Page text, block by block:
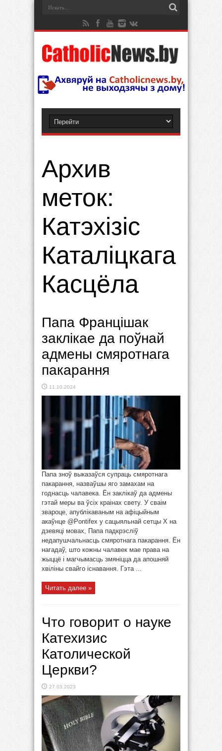
Архив
меток:
Катэхізіс
Каталіцкага
Касцёла
Папа Францішак
заклікае да поўнай
адмены смяротнага
пакарання
11.10.2024
Папа зноў выказаўся супраць смяротнага
пакарання, назваўшы яго замахам на
годнасць чалавека. Ён заклікаў да адмены
гэтай меры ва ўсіх краінах свету. У сваім
звароце, апублікаваным на афіцыйным
акаўнце @Pontifex у сацыяльнай сетцы X на
дзевяці мовах, Папа падкрэсліў
недапушчальнасць смяротнага пакарання. Ён
нагадаў, што кожны чалавек мае права на
жыццё і магчымасць змяніцца да апошняй
хвіліны свайго існавання. Гэта ...
Читать далее »
Что говорит о науке
Катехизис
Католической
Церкви?
27.03.2023